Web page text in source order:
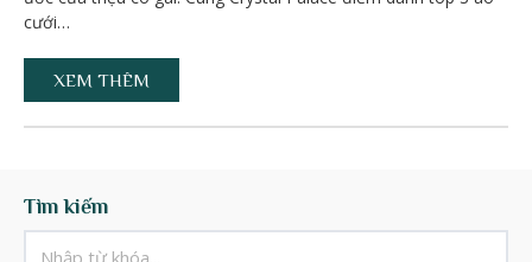
cưới…
XEM THÊM
Tìm kiếm